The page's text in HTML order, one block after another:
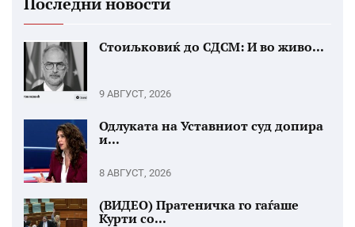
Стоиљковиќ до СДСМ: И во живо...
9 АВГУСТ, 2026
Одлуката на Уставниот суд допира
и...
8 АВГУСТ, 2026
(ВИДЕО) Пратеничка го гаѓаше
Курти со...